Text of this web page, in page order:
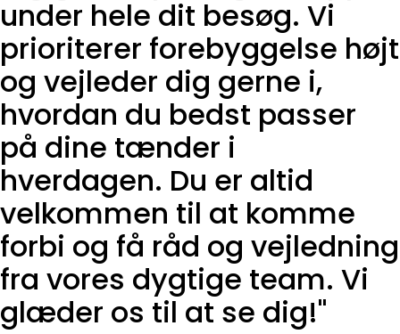
under hele dit besøg. Vi
prioriterer forebyggelse højt
og vejleder dig gerne i,
hvordan du bedst passer
på dine tænder i
hverdagen. Du er altid
velkommen til at komme
forbi og få råd og vejledning
fra vores dygtige team. Vi
glæder os til at se dig!"